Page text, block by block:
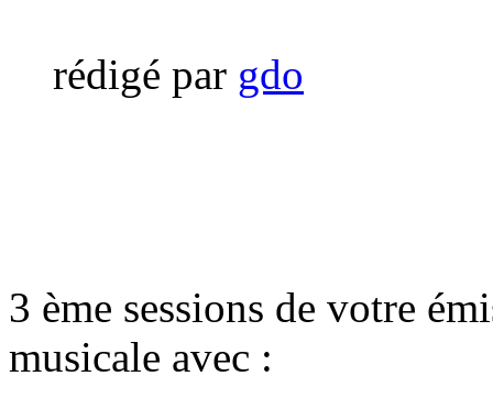
rédigé par gdo
3 ème sessions de votre
musicale avec :